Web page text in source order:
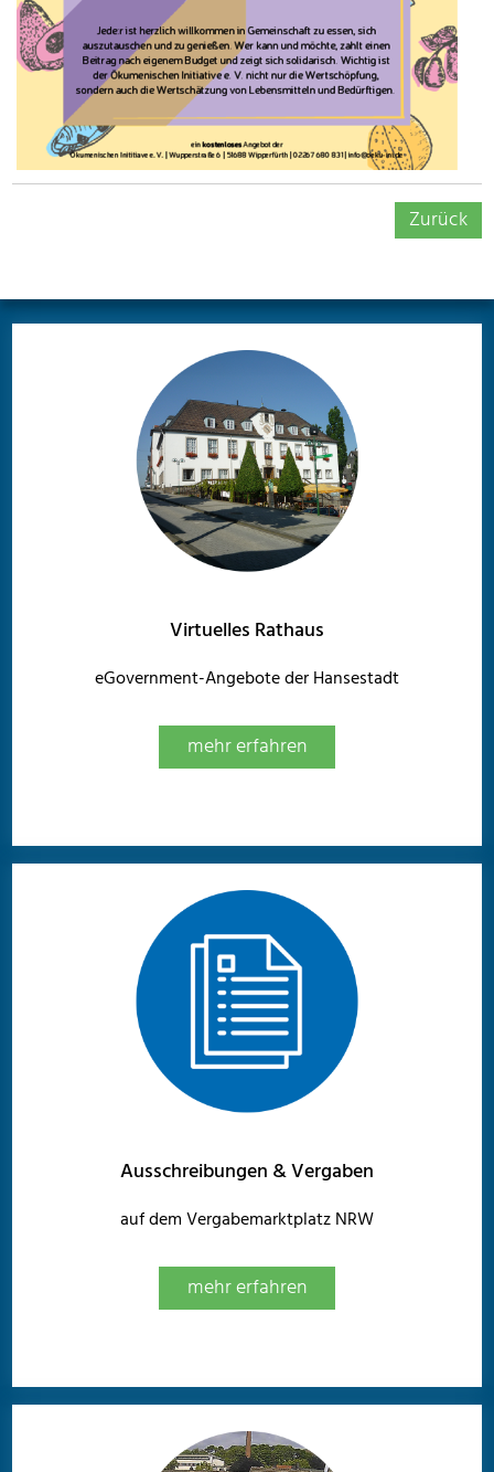
Zurück
Virtuelles Rathaus
eGovernment-Angebote der Hansestadt
mehr erfahren
Ausschreibungen & Vergaben
auf dem Vergabemarktplatz NRW
mehr erfahren